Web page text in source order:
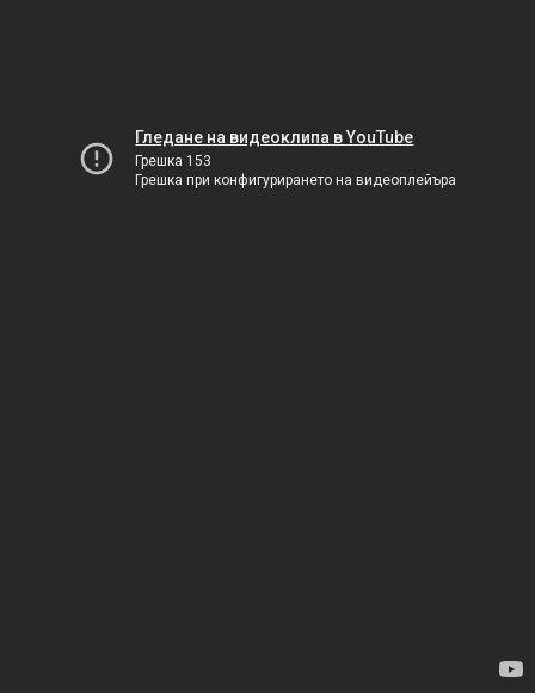
Гледане на видеоклипа в YouTube
Грешка 153
Грешка при конфигурирането на видеоплейъра